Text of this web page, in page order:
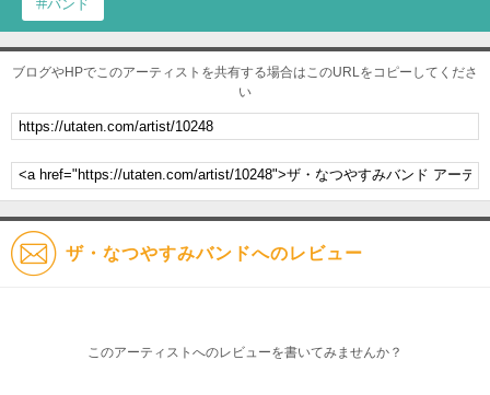
バンド
ブログやHPでこのアーティストを共有する場合はこのURLをコピーしてくださ
い
ザ・なつやすみバンドへのレビュー
このアーティストへのレビューを書いてみませんか？